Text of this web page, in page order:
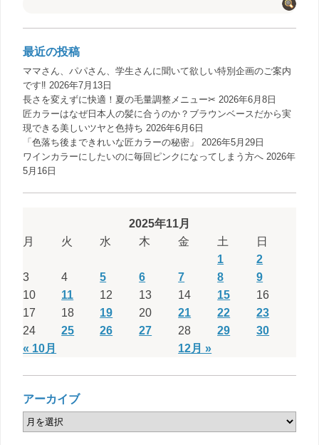
最近の投稿
ママさん、パパさん、学生さんに聞いて欲しい特別企画のご案内
です‼️ 2026年7月13日
長さを変えずに快適！夏の毛量調整メニュー✂︎ 2026年6月8日
匠カラーはなぜ日本人の髪に合うのか？ブラウンベースだから実
現できる美しいツヤと色持ち 2026年6月6日
「色落ち後まできれいな匠カラーの秘密」
2026年5月29日
ワインカラーにしたいのに毎回ピンクになってしまう方へ 2026年
5月16日
2025年11月
月
火 水 木 金 土 日
« 10月 12月 »
1
2
3
4 5 6 7 8
9
10
11 12 13 14 15
16
17
18 19 20 21 22
23
24
25 26 27 28 29 30
アーカイブ